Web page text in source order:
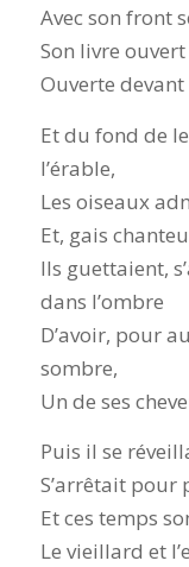
Avec son front
Son livre
Ouverte devant
Et du fond de
l’érable,
Les oiseaux
Et, gais
Ils guettaient,
dans l’ombre
D’avoir, pour
sombre,
Un de ses
Puis il se
S’arrêtait pour
Et ces temps
Le vieillard et